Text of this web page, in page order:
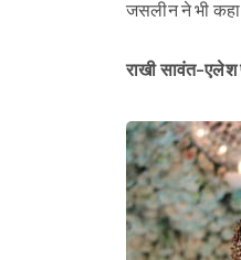
जसलीन ने भी कहा
राखी सावंत-एलेश